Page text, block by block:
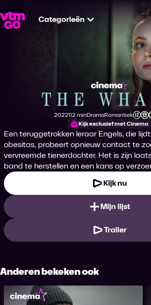
Categorieën
The
Productiejaar
2022
Tijdsduur
112 min
Genre
Drama
Genre
Romantiek
Kijk exclusief met Cinema
Een teruggetrokken leraar Engels, die
obesitas, probeert opnieuw contact te
vervreemde tienerdochter. Het is zijn
band te herstellen en een kans op
Kijk nu
Mijn lijst
Trailer
Anderen bekeken ook